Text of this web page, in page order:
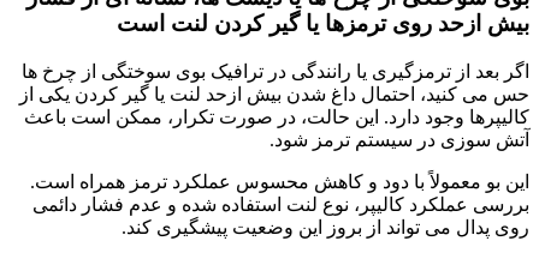
بیش ازحد روی ترمزها یا گیر کردن لنت است
اگر بعد از ترمزگیری یا رانندگی در ترافیک بوی سوختگی از چرخ ها
حس می کنید، احتمال داغ شدن بیش ازحد لنت یا گیر کردن یکی از
کالیپرها وجود دارد. این حالت، در صورت تکرار، ممکن است باعث
آتش سوزی در سیستم ترمز شود.
این بو معمولاً با دود و کاهش محسوس عملکرد ترمز همراه است.
بررسی عملکرد کالیپر، نوع لنت استفاده شده و عدم فشار دائمی
روی پدال می تواند از بروز این وضعیت پیشگیری کند.